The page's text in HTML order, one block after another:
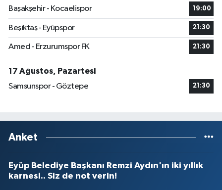
Başakşehir - Kocaelispor
19:00
Beşiktaş - Eyüpspor 21:30
Amed - Erzurumspor FK 21:30
17 Ağustos, Pazartesi
Samsunspor - Göztepe
21:30
Anket
Eyüp Belediye Başkanı Remzi Aydın'ın iki yıllık
karnesi.. Siz de not verin!